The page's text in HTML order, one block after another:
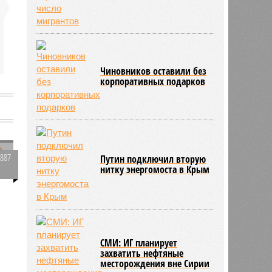
Чиновников оставили без
корпоративных подарков
Путин подключил вторую
нитку энергомоста в Крым
СМИ: ИГ планирует
захватить нефтяные
месторождения вне Сирии